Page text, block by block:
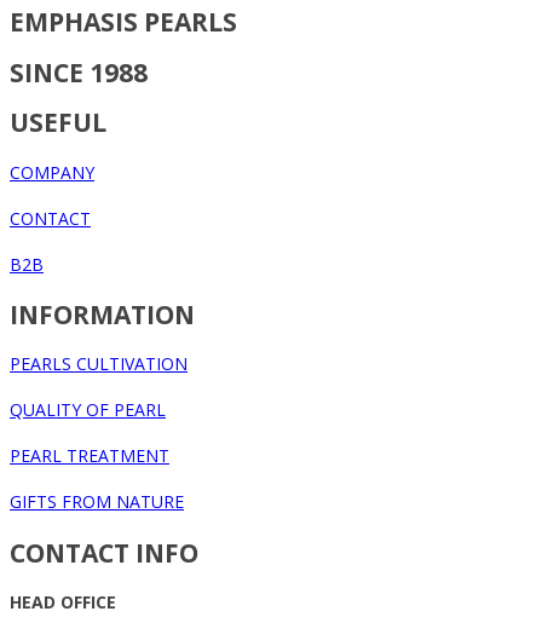
EMPHASIS PEARLS
SINCE 1988
USEFUL
COMPANY
CONTACT
B2B
INFORMATION
PEARLS CULTIVATION
QUALITY OF PEARL
PEARL TREATMENT
GIFTS FROM NATURE
CONTACT INFO
HEAD OFFICE